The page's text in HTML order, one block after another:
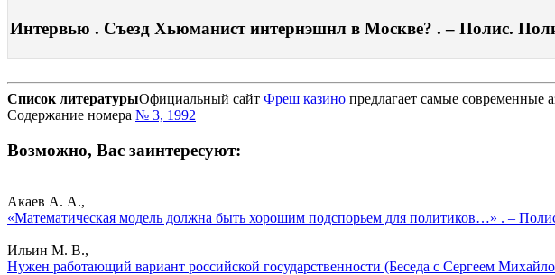
Интервью . Съезд Хьюманист интернэшнл в Москве? . – Полис.
Список литературыОфициальный сайт Фреш казино предлагает самые современные
Содержание номера № 3, 1992
Возможно, Вас заинтересуют:
Акаев А. А.,
«Математическая модель должна быть хорошим подспорьем для политиков…» . –
Ильин М. В.,
Нужен работающий вариант российской государственности (Беседа с Сергеем